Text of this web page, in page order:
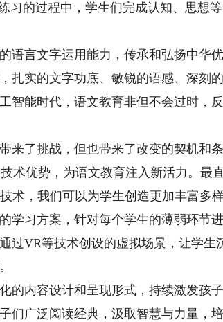
习的过程中，学生们完成认知、思想
言文字运用能力，传承和弘扬中华
扎实的文字功底、敏锐的语感、深刻
智能时代，语文教育非但不会过时，
了挑战，但也带来了改变的契机和
术优势，为语文教育注入新活力。最
术，我们可以为学生创造更加丰富多
学习方案，针对每个学生的薄弱环节
过VR等技术创设的虚拟场景，让学生
内容设计和呈现形式，持续激发孩子
们广泛阅读经典，汲取智慧与力量，